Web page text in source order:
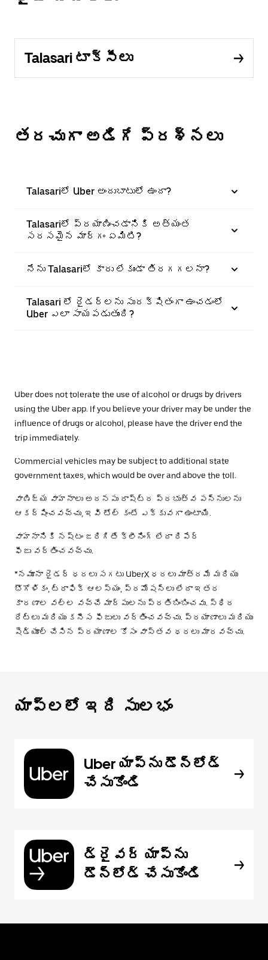
Talasari టాక్సీలు
తరచుగా అడిగే ప్రశ్నలు
Talasariలో Uber అందుబాటులో ఉందా?
Talasariలో ప్రయాణించడానికి అత్యంత
సరసమైన మార్గం ఏమిటి?
నేను Talasariలో కారు లేకుండా తిరగగలనా?
Talasari లో రైడర్‌లను సురక్షితంగా ఉంచడంలో
Uber ఎలా సాయపడుతుంది?
Uber does not tolerate the use of alcohol or drugs by drivers
using the Uber app. If you believe your driver may be under the
influence of drugs or alcohol, please have the driver end the
trip immediately.
Commercial vehicles may be subject to additional state
government taxes, which would be over and above the toll.
వాణిజ్య వాహనాలు అదనపు రాష్ట్ర ప్రభుత్వ పన్నులను
ఆకర్షించవచ్చు, ఇవి టోల్ కంటే ఎక్కువగా ఉంటాయి.
వాహనానికి నష్టం జరిగితే క్లీనింగ్ లేదా రిపేర్
ఫీజు వర్తించవచ్చు.
*నమూనా రైడర్ ధరలు సగటు UberX ధరలు మాత్రమే మరియు
భౌగోళికం, ట్రాఫిక్ ఆలస్యం, ప్రమోషన్లు లేదా ఇతర
కారణాల వల్ల వచ్చే మార్పులను ప్రతిబింబించవు. స్థిర
రేట్లు మరియు కనీస ఫీజులు వర్తించవచ్చు. ప్రయాణాలు మరియు
షెడ్యూల్ చేసిన ప్రయాణాల కోసం వాస్తవ ధరలు మారవచ్చు.
యాప్‌లలో ఇది సులభం
Uber యాప్‌ను డౌన్‌లోడ్
చేసుకోండి
డ్రైవర్ యాప్‌ను
డౌన్‌లోడ్ చేసుకోండి